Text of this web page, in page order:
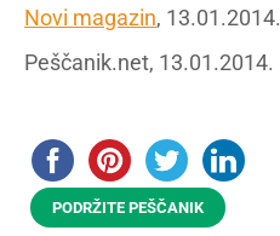
Novi magazin, 13.01.2014.
Peščanik.net, 13.01.2014.
PODRŽITE PEŠČANIK